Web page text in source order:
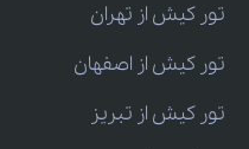
تور کیش از تهران
تور کیش از اصفهان
تور کیش از تبریز